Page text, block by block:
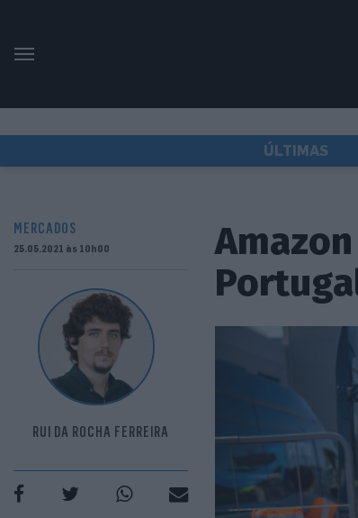
ÚLTIMAS
MERCADOS
25.05.2021 às 10h00
RUI DA ROCHA FERREIRA